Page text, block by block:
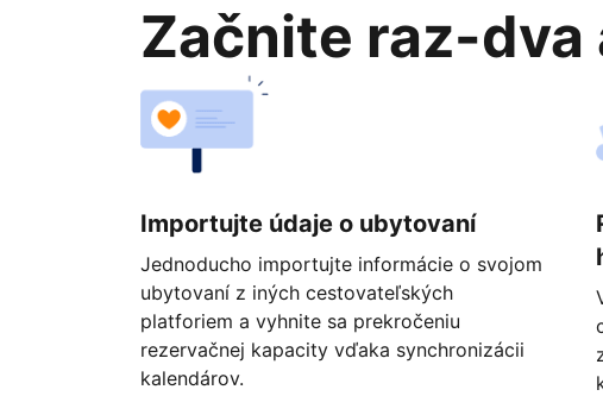
Začnite raz-dva
Importujte údaje o ubytovaní
Jednoducho importujte informácie o svojom
ubytovaní z iných cestovateľských
platforiem a vyhnite sa prekročeniu
rezervačnej kapacity vďaka synchronizácii
kalendárov.